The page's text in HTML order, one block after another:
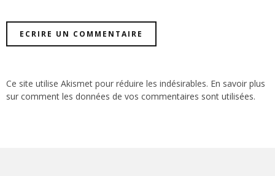
Ce site utilise Akismet pour réduire les indésirables. En savoir plus
sur comment les données de vos commentaires sont utilisées.